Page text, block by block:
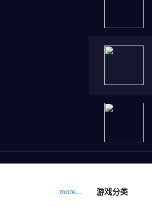
more... 游戏分类